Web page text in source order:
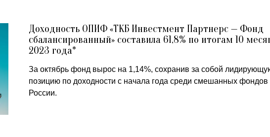
Доходность ОПИФ «ТКБ Инвестмент Партнерс — Фонд
сбалансированный» составила 61,8% по итогам 10
2023 года*
За октябрь фонд вырос на 1,14%, сохранив за собой
позицию по доходности с начала года среди смешанных фондов
России.